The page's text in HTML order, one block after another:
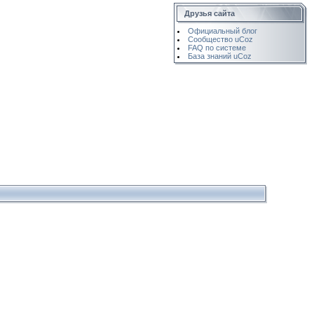
Друзья сайта
Официальный блог
Сообщество uCoz
FAQ по системе
База знаний uCoz